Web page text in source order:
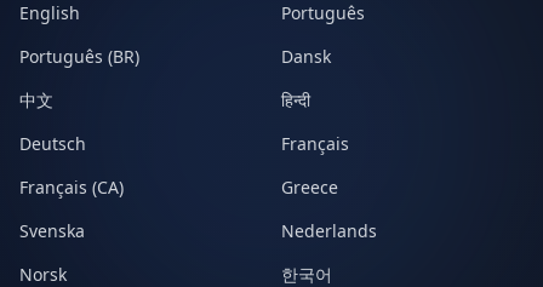
English
Português
Português (BR)
Dansk
中文
हिन्दी
Deutsch
Français
Français (CA)
Greece
Svenska
Nederlands
Norsk
한국어